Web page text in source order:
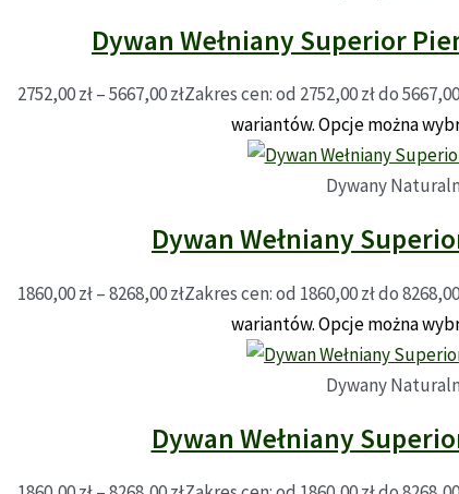
Dywan Wełniany Superior
2752,00zł –5667,00złZakres cen: od 2752,00 zł do
wariantów. Opcje można
Dywany
Dywan Wełniany
1860,00zł –8268,00złZakres cen: od 1860,00 zł do
wariantów. Opcje można
Dywany
Dywan Wełniany